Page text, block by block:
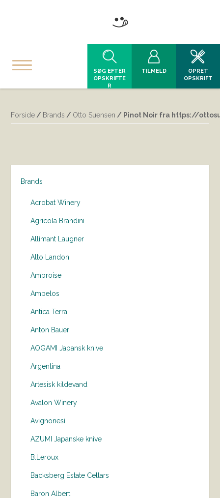
SØG EFTER
OPSKRIFTE
R
TILMELD
OPRET
OPSKRIFT
Forside / Brands / Otto Suensen / Pinot Noir fra https://
Brands
Acrobat Winery
Agricola Brandini
Allimant Laugner
Alto Landon
Ambroise
Ampelos
Antica Terra
Anton Bauer
AOGAMI Japansk knive
Argentina
Artesisk kildevand
Avalon Winery
Avignonesi
AZUMI Japanske knive
B.Leroux
Backsberg Estate Cellars
Baron Albert